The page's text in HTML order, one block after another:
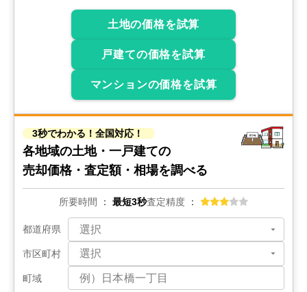
シャンボール東雲
専有面積:65
300万円
芸南マンション
階数:4階 専有面積:30
4,200 万円
ウイング駅前大通り中央
階数: 専有面積:
土地の価格を試算
戸建ての価格を試算
マンションの価格を試算
3秒でわかる！全国対応！
各地域の土地・一戸建ての
売却価格・査定額・相場を調べる
所要時間 最短3秒査定精度
都道府県
市区町村
町域